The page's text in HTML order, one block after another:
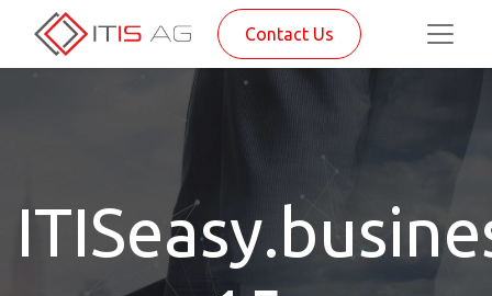
Contact Us